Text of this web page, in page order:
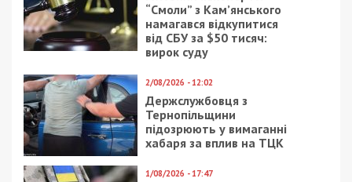
Голова облради
Харківської області від
СН Тетяна Єгорова-
Луценко потрапила у
черговий скандал із
незаконним виїздом за
кордон
В Днепре появится
новый “Прозрачный
офис”: адрес